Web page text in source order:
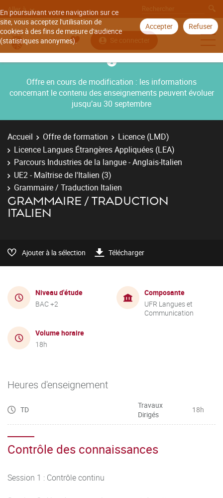
En poursuivant votre navigation sur ce
site, vous acceptez l'utilisation de
cookies à des fins de mesure d'audience
(statistiques anonymes).
Accepter Refuser
Aller à
Se connecter
Offre en cours de modification : les informations
concernant le contenu des enseignements peuvent évoluer
jusqu’au 30 septembre
Accueil Offre de formation
Licence (LMD)
Licence Langues Étrangères Appliquées (LEA)
Parcours Industries de la langue - Anglais-Italien
UE2 - Maîtrise de l'Italien (3)
Grammaire / Traduction Italien
GRAMMAIRE / TRADUCTION
ITALIEN
Ajouter à la sélection Télécharger
Niveau d'étude
BAC +2
Composante
UFR Langues et
Communication
Volume horaire
18h
Heures d'enseignement
TD
Travaux
Dirigés
18h
Contrôle des connaissances
Session 1 : Contrôle continu